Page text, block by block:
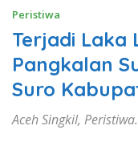
Peristiwa
Terjadi Laka
Pangkalan
Suro
Aceh Singkil, Peristiwa.